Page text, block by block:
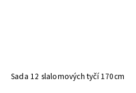
Sada 12 slalomových tyčí 170cm